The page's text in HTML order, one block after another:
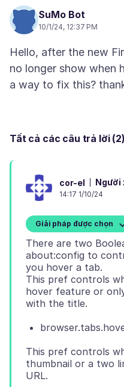
SuMo Bot
10/1/24, 12:37 PM
Hello, after the new
no longer show when
Tất cả các câu trả lời (2)
cor-el Người
14:17 1/10/24
Giải pháp được chọn
There are two
about:config to
you hover a tab.
This pref controls
hover feature or
This pref controls
thumbnail or a two